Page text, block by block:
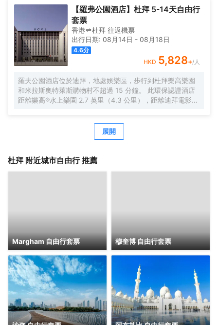
此酒店還提供免費 WiFi、宴會廳和自動售貨機。 您可以到餐
廳享用一頓美餐；也可去酒店的咖啡館吃些點心。您可以到
酒吧/酒廊，點一杯喜歡的飲品，暢飲一番。每天 6:30 至
11:00 提供收費的歐陸式早餐。 特色服務/設施包括免費高速
有線上網、電腦站點和大堂免費報紙。設有收費的24 小時往
返機場班車。 有 331 間空調客房提供迷你吧和LED 電視；
您定能在旅途中找到家的舒適。提供免費無線網絡，方便您
與朋友保持聯繫；有線頻道可滿足您的娛樂需求。配備淋浴
設施的私人浴室提供大花灑淋浴噴頭和吹風機。便利設施包
括可存放筆記本電腦的保險箱和書桌；而且每天提供客房服
務。
【羅弗公園酒店】杜拜 5-14天自由行
套票
香港 杜拜 往返機票
出行日期: 08月14日 - 08月18日
4.6分
HKD 5,828+/人
羅夫公園酒店位於迪拜，地處娛樂區，步行到杜拜樂高樂園
和米拉斯奧特萊斯購物村不超過 15 分鐘。 此環保認證酒店
距離樂高®水上樂園 2.7 英里（4.3 公里），距離迪拜電影城
旅遊/票務服務。 您可以到餐廳享用一頓美餐；也可以去咖啡
館吃些點心。或者可以待在房間裏，享受酒店的部分時段客
特色服務/設施包括商務中心、乾洗/洗衣服務和24 小時前台
展開
杜拜 附近城市自由行 推薦
Margham 自由行套票 穆奎博 自由行套票